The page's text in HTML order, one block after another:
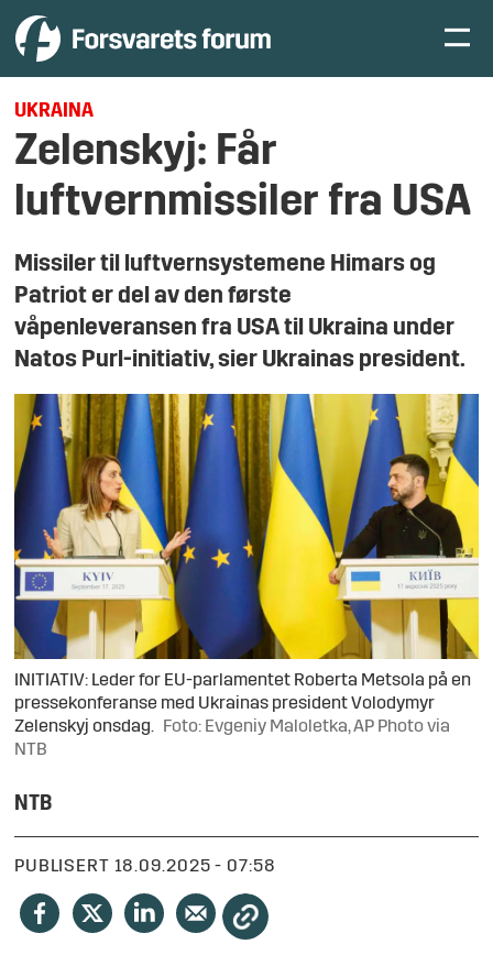
UKRAINA
Zelenskyj: Får
luftvernmissiler fra USA
Missiler til luftvernsystemene Himars og
Patriot er del av den første
våpenleveransen fra USA til Ukraina under
Natos Purl-initiativ, sier Ukrainas president.
INITIATIV: Leder for EU-parlamentet Roberta Metsola på en
pressekonferanse med Ukrainas president Volodymyr
Zelenskyj onsdag.
Foto: Evgeniy Maloletka, AP Photo via
NTB
NTB
PUBLISERT 18.09.2025 - 07:58